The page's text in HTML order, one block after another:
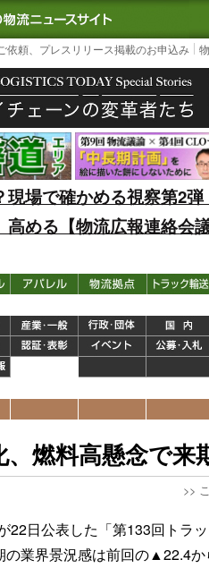
TODAY｜国内最大の物流ニュ
依頼、プレスリリース掲載のお申込み
場で確かめる視察第2
める【物流広報連絡会
、燃料高懸念で来
>>
22日公表した「第133回トラ
の業界景況感は前回の▲22.4